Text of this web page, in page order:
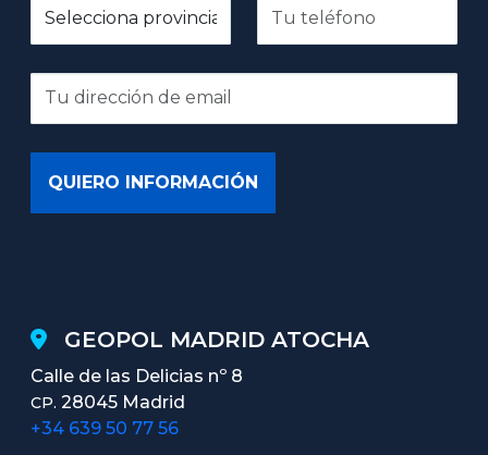
GEOPOL MADRID ATOCHA
Calle de las Delicias nº 8
CP. 28045 Madrid
+34 639 50 77 56